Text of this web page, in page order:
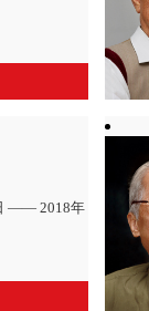
—— 2018年